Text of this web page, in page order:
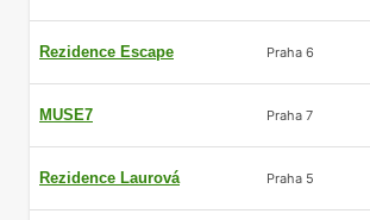
Rezidence Escape Praha 6
MUSE7 Praha 7
Rezidence Laurová Praha 5